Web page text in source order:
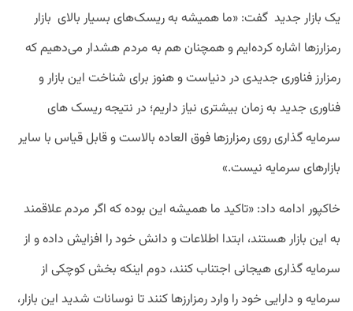
یک بازار جدید گفت: «ما همیشه به ریسک‌های بسیار بالای بازار
رمزارزها اشاره کرده‌ایم و همچنان هم به مردم هشدار می‌دهیم که
رمزارز فناوری جدیدی در دنیاست و هنوز برای شناخت این بازار و
فناوری جدید به زمان بیشتری نیاز داریم؛ در نتیجه ریسک های
سرمایه گذاری روی رمزارزها فوق العاده بالاست و قابل قیاس با سایر
بازارهای سرمایه نیست.»
خاکپور ادامه داد: «تاکید ما همیشه این بوده که اگر مردم علاقمند
به این بازار هستند، ابتدا اطلاعات و دانش خود را افزایش داده و از
سرمایه گذاری هیجانی اجتناب کنند، دوم اینکه بخش کوچکی از
سرمایه و دارایی خود را وارد رمزارزها کنند تا نوسانات شدید این بازار،